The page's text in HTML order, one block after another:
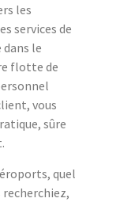
les
services de
le
flotte de
vous
sûre
quel
recherchiez,